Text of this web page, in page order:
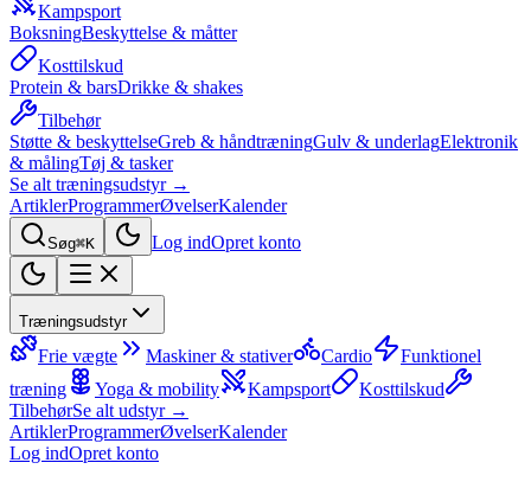
Kampsport
BoksningBeskyttelse & måtter
Kosttilskud
Protein & barsDrikke & shakes
Tilbehør
Støtte & beskyttelseGreb & håndtræningGulv & underlagElektronik
& målingTøj & tasker
Se alt træningsudstyr →
ArtiklerProgrammerØvelserKalender
Søg⌘K Log indOpret konto
Træningsudstyr
Frie vægte Maskiner & stativer Cardio
Funktionel
træning
Yoga & mobility Kampsport
Kosttilskud
TilbehørSe alt udstyr →
ArtiklerProgrammerØvelserKalender
Log indOpret konto